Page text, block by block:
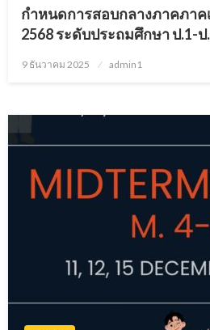
กำหนดการสอบกลางภาคภาค
2568 ระดับประถมศึกษา ป.1-ป
Posted
9 ธันวาคม 2025 admin1